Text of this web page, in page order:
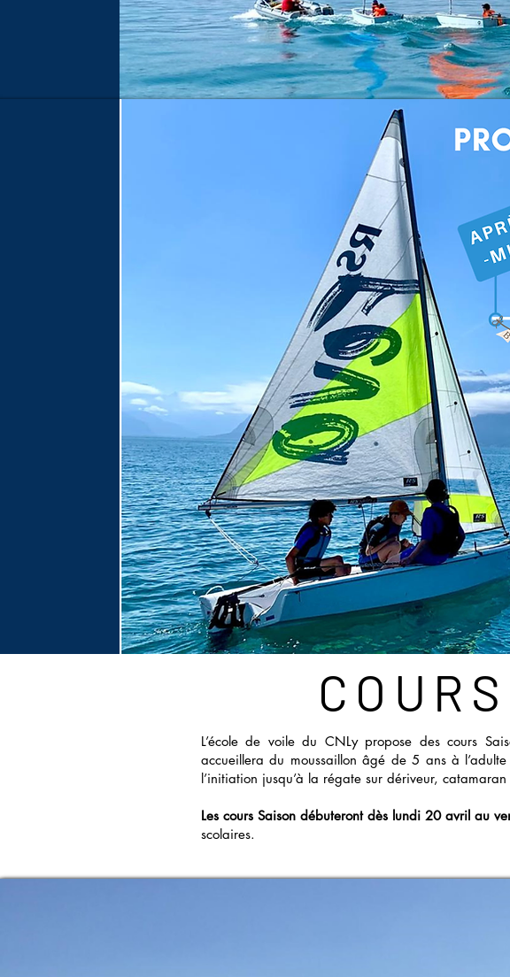
L’école de voile du CNLy propose des cours
accueillera du moussaillon âgé de 5 ans à
l’initiation jusqu’à la régate sur dériveur, catamaran
Les cours Saison débuteront dès lundi 20 avril au
scolaires.